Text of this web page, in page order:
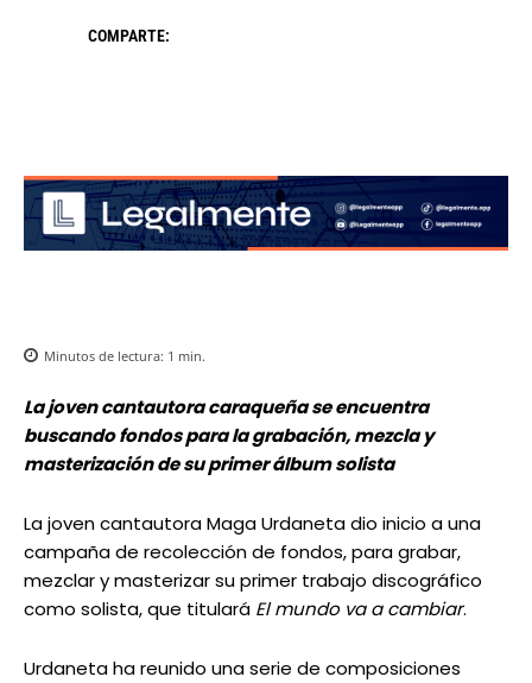
COMPARTE:
Minutos de lectura: 1 min.
La joven cantautora caraqueña se encuentra
buscando fondos para la grabación, mezcla y
masterización de su primer álbum solista
La joven cantautora Maga Urdaneta dio inicio a una
campaña de recolección de fondos, para grabar,
mezclar y masterizar su primer trabajo discográfico
como solista, que titulará El mundo va a cambiar.
Urdaneta ha reunido una serie de composiciones